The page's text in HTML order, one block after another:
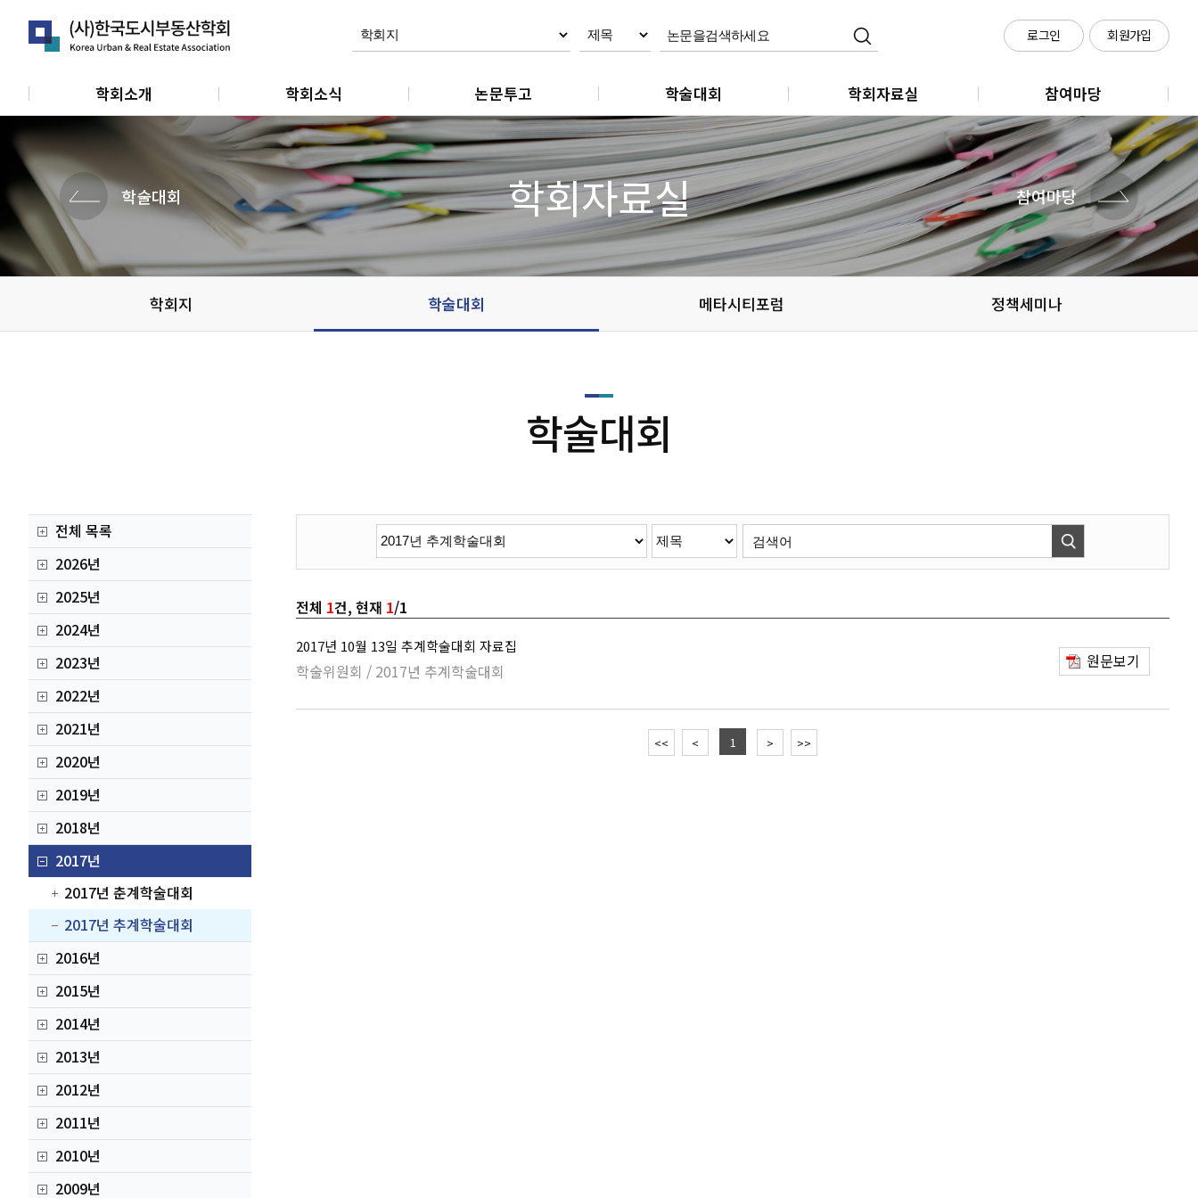
로그인 회원가입
학회소개
연혁
정관
학회소식
공지사항
학회활동
관련소식
개인회원동정
단체 및 기관소식
논문투고
논문제출
논문 작성지침
논문 편집규정
논문 윤리규정
학술대회
춘계학술대회
추계학술대회
학회자료실
학회지
학술대회
메타시티포럼
정책세미나
참여마당
클라우드 회의실 신청
학술대회 학회자료실 참여마당
학회지 학술대회 메타시티포럼 정책세미나
학술대회
전체 목록
2026년
2025년
2024년
2023년
2022년
2021년
2020년
2019년
2018년
2017년
2017년 춘계학술대회
2017년 추계학술대회
2016년
2015년
2014년
2013년
2012년
2011년
2010년
2009년
전체 1건, 현재 1/1
2017년 10월 13일 추계학술대회 자료집
학술위원회 / 2017년 추계학술대회 원문보기
<< < 1 > >>